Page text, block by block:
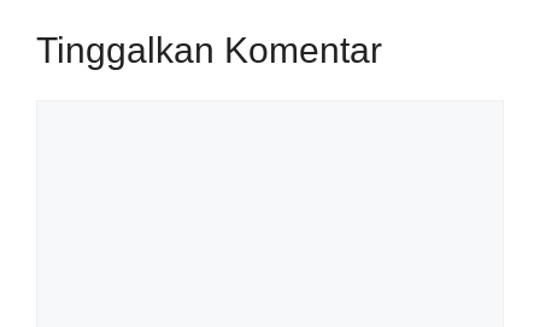
Tinggalkan Komentar